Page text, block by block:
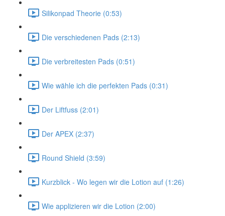
Silikonpad Theorie (0:53)
Die verschiedenen Pads (2:13)
Die verbreitesten Pads (0:51)
Wie wähle ich die perfekten Pads (0:31)
Der Liftfuss (2:01)
Der APEX (2:37)
Round Shield (3:59)
Kurzblick - Wo legen wir die Lotion auf (1:26)
Wie applizieren wir die Lotion (2:00)